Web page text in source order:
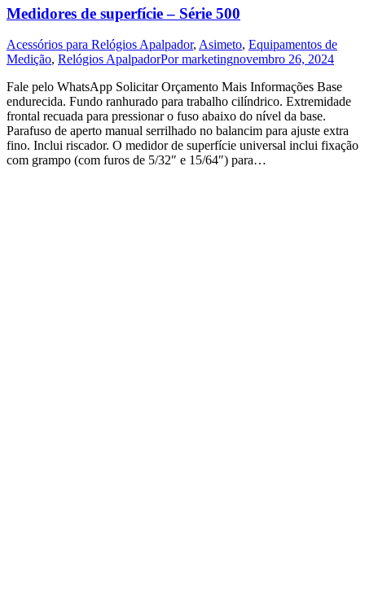
Medidores de superfície – Série 500
Acessórios para Relógios Apalpador, Asimeto, Equipamentos de
Medição, Relógios ApalpadorPormarketingnovembro 26, 2024
Fale pelo WhatsApp Solicitar Orçamento Mais Informações Base
endurecida. Fundo ranhurado para trabalho cilíndrico. Extremidade
frontal recuada para pressionar o fuso abaixo do nível da base.
Parafuso de aperto manual serrilhado no balancim para ajuste extra
fino. Inclui riscador. O medidor de superfície universal inclui fixação
com grampo (com furos de 5/32″ e 15/64″) para…